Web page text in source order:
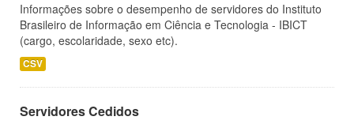
Informações sobre o desempenho de servidores do Instituto
Brasileiro de Informação em Ciência e Tecnologia - IBICT
(cargo, escolaridade, sexo etc).
CSV
Servidores Cedidos